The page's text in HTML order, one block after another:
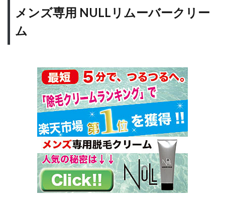
メンズ専用 NULLリムーバークリー
ム